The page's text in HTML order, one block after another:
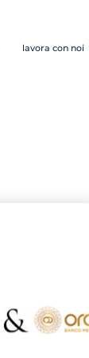
lavora con noi